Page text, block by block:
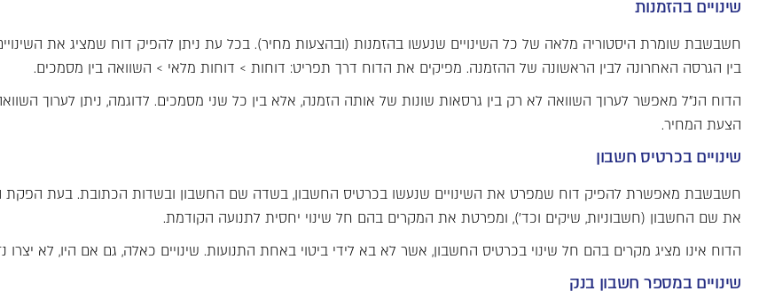
שינויים בהזמנות
חשבשבת שומרת היסטוריה מלאה של כל השינויים שנעשו בהזמנות (ובהצעות מחיר). בכל עת ניתן להפיק דוח שמציג את
בין הגרסה האחרונה לבין הראשונה של ההזמנה. מפיקים את הדוח דרך תפריט: דוחות > דוחות מלאי > השוואה בין מסמכים.
הדוח הנ"ל מאפשר לערוך השוואה לא רק בין גרסאות שונות של אותה הזמנה, אלא בין כל שני מסמכים. לדוגמה, ניתן לערוך
הצעת המחיר.
שינויים בכרטיס חשבון
חשבשבת מאפשרת להפיק דוח שמפרט את השינויים שנעשו בכרטיס החשבון, בשדה שם החשבון ובשדות הכתובת. בעת הפקת
את שם החשבון (חשבוניות, שיקים וכד'), ומפרטת את המקרים בהם חל שינוי יחסית לתנועה הקודמת.
הדוח אינו מציג מקרים בהם חל שינוי בכרטיס החשבון, אשר לא בא לידי ביטוי באחת התנועות. שינויים כאלה, גם אם היו, לא יצרו
שינויים במספר חשבון בנק